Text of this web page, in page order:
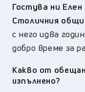
Гостува ни
Столичния
с него идва
добро време за
Какво от
изпълнено?